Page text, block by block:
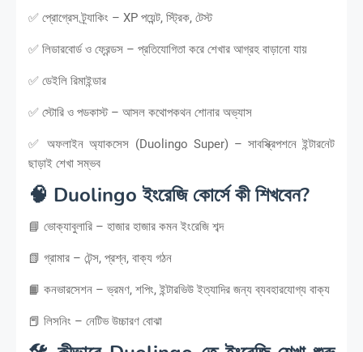
✅ প্রোগ্রেস ট্র্যাকিং – XP পয়েন্ট, স্ট্রিক, টেস্ট
✅ লিডারবোর্ড ও ফ্রেন্ডস – প্রতিযোগিতা করে শেখার আগ্রহ বাড়ানো যায়
✅ ডেইলি রিমাইন্ডার
✅ স্টোরি ও পডকাস্ট – আসল কথোপকথন শোনার অভ্যাস
✅ অফলাইন অ্যাকসেস (Duolingo Super) – সাবস্ক্রিপশনে ইন্টারনেট
ছাড়াই শেখা সম্ভব
🧠 Duolingo ইংরেজি কোর্সে কী শিখবেন?
📘 ভোক্যাবুলারি – হাজার হাজার কমন ইংরেজি শব্দ
📗 গ্রামার – টেন্স, প্রশ্ন, বাক্য গঠন
📙 কনভারসেশন – ভ্রমণ, শপিং, ইন্টারভিউ ইত্যাদির জন্য ব্যবহারযোগ্য বাক্য
📕 লিসনিং – নেটিভ উচ্চারণ বোঝা